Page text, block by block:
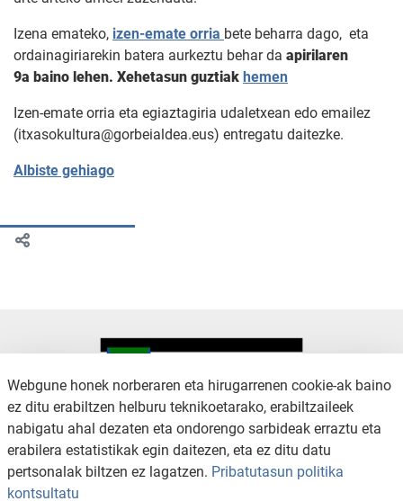
Izena emateko, izen-emate orria bete beharra dago, eta
ordainagiriarekin batera aurkeztu behar da apirilaren
9a baino lehen. Xehetasun guztiak hemen
Izen-emate orria eta egiaztagiria udaletxean edo emailez
(itxasokultura@gorbeialdea.eus) entregatu daitezke.
Albiste gehiago
KONTAKTUA
LEGE OHARRA
SALAKETA KANALA
PRIBATUTASUN POLITIKA
Webgune honek norberaren eta hirugarrenen cookie-ak baino
ez ditu erabiltzen helburu teknikoetarako, erabiltzaileek
nabigatu ahal dezaten eta ondorengo sarbideak erraztu eta
erabilera estatistikak egin daitezen, eta ez ditu datu
pertsonalak biltzen ez lagatzen. Pribatutasun politika
kontsultatu